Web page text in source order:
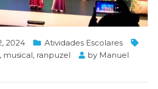
2024
Atividades Escolares
, musical, ranpuzel by Manuel